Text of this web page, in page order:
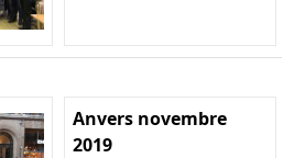
Anvers novembre
2019